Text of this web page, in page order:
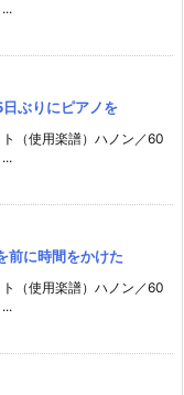
ぶりにピアノを
（使用楽譜）ハノン／60
前に時間をかけた
（使用楽譜）ハノン／60